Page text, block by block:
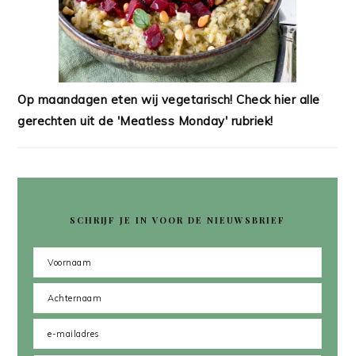
Op maandagen eten wij vegetarisch! Check hier alle
gerechten uit de 'Meatless Monday' rubriek!
SCHRIJF JE IN VOOR DE NIEUWSBRIEF